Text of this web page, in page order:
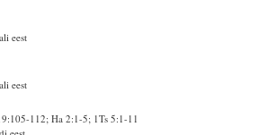
eest
eest
112; Ha 2:1-5; 1Ts 5:1-11